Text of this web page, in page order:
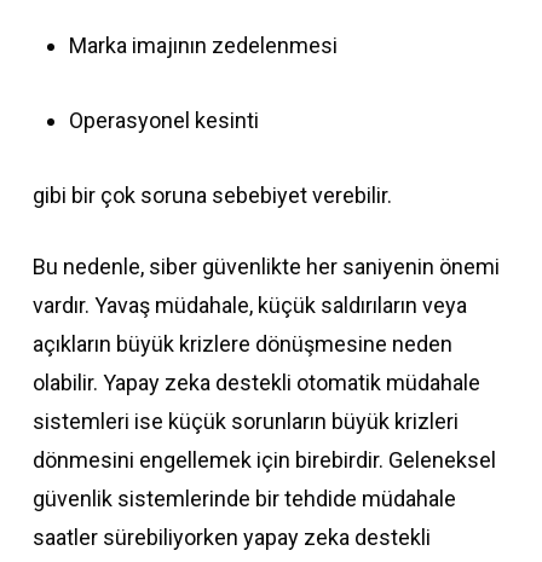
Marka imajının zedelenmesi
Operasyonel kesinti
gibi bir çok soruna sebebiyet verebilir.
Bu nedenle, siber güvenlikte her saniyenin önemi
vardır. Yavaş müdahale, küçük saldırıların veya
açıkların büyük krizlere dönüşmesine neden
olabilir. Yapay zeka destekli otomatik müdahale
sistemleri ise küçük sorunların büyük krizleri
dönmesini engellemek için birebirdir. Geleneksel
güvenlik sistemlerinde bir tehdide müdahale
saatler sürebiliyorken yapay zeka destekli